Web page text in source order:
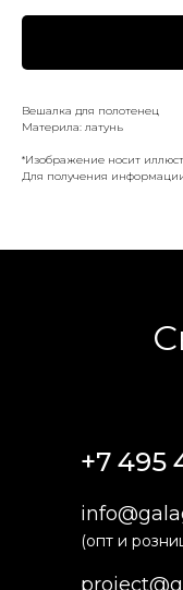
Вешалка для полотенец
Материла: латунь
*Изображение носит
Для получения
(опт и
+7 495